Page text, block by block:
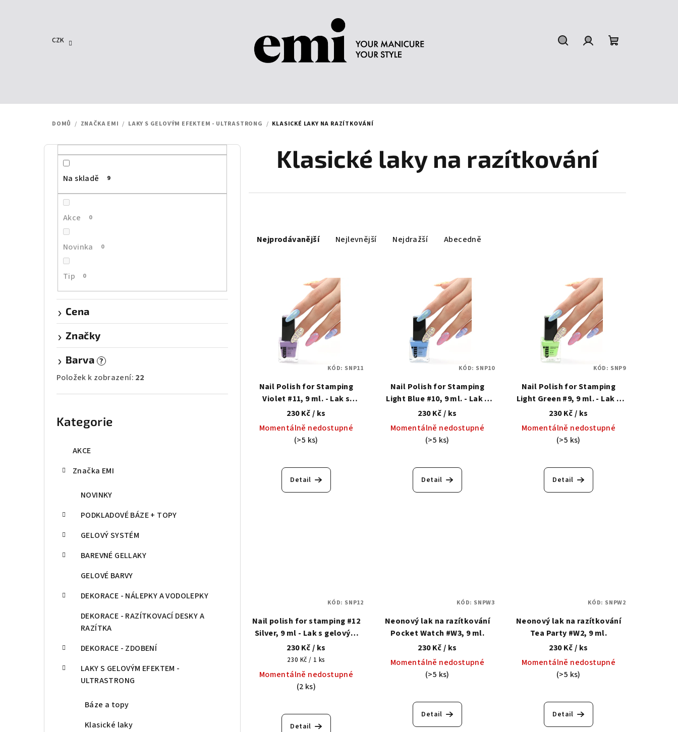
CZK
DOMŮ / ZNAČKA EMI / LAKY S GELOVÝM EFEKTEM - ULTRASTRONG / KLASICKÉ LAKY NA RAZÍTKOVÁNÍ
P
Na skladě 9
Akce 0
Novinka 0
Tip 0
Cena
Značky
Barva
?
Položek k zobrazení: 22
Kategorie
AKCE
Značka EMI
NOVINKY
PODKLADOVÉ BÁZE + TOPY
GELOVÝ SYSTÉM
BAREVNÉ GELLAKY
GELOVÉ BARVY
DEKORACE - NÁLEPKY A VODOLEPKY
DEKORACE - RAZÍTKOVACÍ DESKY A
RAZÍTKA
DEKORACE - ZDOBENÍ
LAKY S GELOVÝM EFEKTEM -
ULTRASTRONG
Báze a topy
Klasické laky
Klasické laky na razítkování
aNejprodávanější Nejlevnější Nejdražší Abecedně
Nail Polish for Stamping
Violet #11, 9 ml. - Lak s
gelovým efektem na
razítkování
230 Kč/ ks
Momentálně nedostupné
(>5 ks)
Detail
KÓD: SNP11
Nail Polish for Stamping
Light Blue #10, 9 ml. - Lak s
gelovým efektem na
razítkování
230 Kč/ ks
Momentálně nedostupné
(>5 ks)
Detail
KÓD: SNP10
Nail Polish for Stamping
Light Green #9, 9 ml. - Lak s
gelovým efektem na
razítkování
230 Kč/ ks
Momentálně nedostupné
(>5 ks)
Detail
KÓD: SNP9
Nail polish for stamping #12
Silver, 9 ml - Lak s gelovým
efektem na razítkování
230 Kč/ ks
Měrná
cena:
230 Kč / 1 ks
Momentálně nedostupné
(2 ks)
Detail
KÓD: SNP12
Neonový lak na razítkování
Pocket Watch #W3, 9 ml.
230 Kč/ ks
Momentálně nedostupné
(>5 ks)
Detail
KÓD: SNPW3
Neonový lak na razítkování
Tea Party #W2, 9 ml.
230 Kč/ ks
Momentálně nedostupné
(>5 ks)
Detail
KÓD: SNPW2